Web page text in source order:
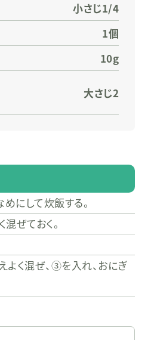
小さじ1/4
1個
10g
大さじ2
にして炊飯する。
ぜておく。
よく混ぜ、③を入れ、おにぎ